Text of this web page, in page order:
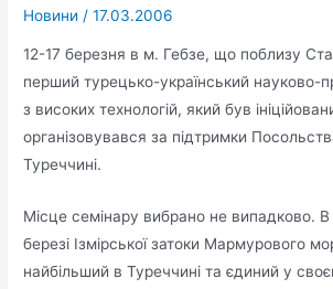
Новини /17.03.2006
12-17 березня в м. Гебзе, що поблизу
перший турецько-український науково-
з високих технологій, який був
організовувався за підтримки
Туреччині.
Місце семінару вибрано не випадково.
березі Ізмірської затоки Мармурового
найбільший в Туреччині та єдиний у